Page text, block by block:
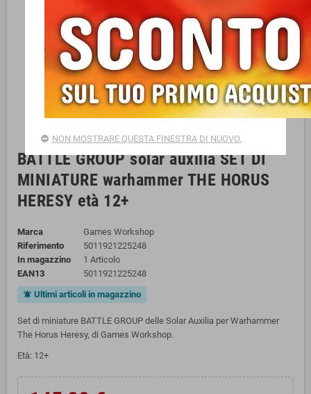
BATTLE GROUP solar auxilia SET DI
MINIATURE warhammer THE HORUS
HERESY età 12+
Marca
Games Workshop
Riferimento
5011921225248
In magazzino
1 Articolo
EAN13
5011921225248
notifications_active Ultimi articoli in magazzino
Set di miniature BATTLE GROUP delle Solar Auxilia per Warhammer
The Horus Heresy, di Games Workshop.
Età: 12+
NON MOSTRARE QUESTA FINESTRA DI NUOVO.